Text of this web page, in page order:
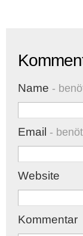
Name -
Email -
Website
Kommentar